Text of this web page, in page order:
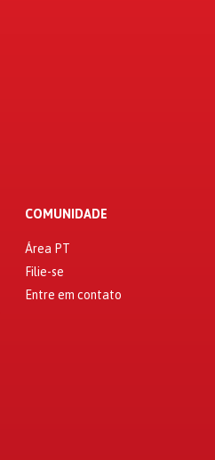
COMUNIDADE
Área PT
Filie-se
Entre em contato